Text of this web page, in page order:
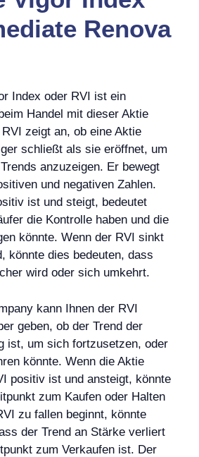
Renova
Index oder RVI ist ein
Handel mit dieser Aktie
zeigt an, ob eine Aktie
schließt als sie eröffnet, um
anzuzeigen. Er bewegt
und negativen Zahlen.
ist und steigt, bedeutet
die Kontrolle haben und die
könnte. Wenn der RVI sinkt
könnte dies bedeuten, dass
wird oder sich umkehrt.
kann Ihnen der RVI
geben, ob der Trend der
ist, um sich fortzusetzen, oder
könnte. Wenn die Aktie
positiv ist und ansteigt, könnte
zum Kaufen oder Halten
zu fallen beginnt, könnte
der Trend an Stärke verliert
zum Verkaufen ist. Der